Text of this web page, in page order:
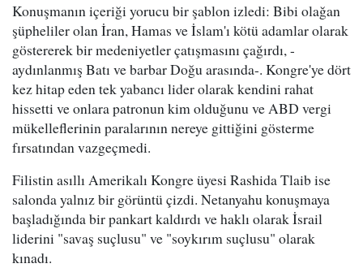
Konuşmanın içeriği yorucu bir şablon izledi: Bibi olağan
şüpheliler olan İran, Hamas ve İslam'ı kötü adamlar olarak
göstererek bir medeniyetler çatışmasını çağırdı, -
aydınlanmış Batı ve barbar Doğu arasında-. Kongre'ye dört
kez hitap eden tek yabancı lider olarak kendini rahat
hissetti ve onlara patronun kim olduğunu ve ABD vergi
mükelleflerinin paralarının nereye gittiğini gösterme
fırsatından vazgeçmedi.
Filistin asıllı Amerikalı Kongre üyesi Rashida Tlaib ise
salonda yalnız bir görüntü çizdi. Netanyahu konuşmaya
başladığında bir pankart kaldırdı ve haklı olarak İsrail
liderini "savaş suçlusu" ve "soykırım suçlusu" olarak
kınadı.